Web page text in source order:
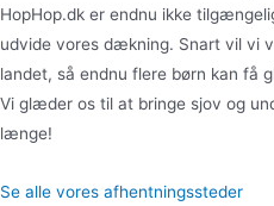
HopHop.dk er endnu ikke
udvide vores dækning. Snart vil vi
landet, så endnu flere børn kan få
Vi glæder os til at bringe sjov og
længe!
Se alle vores afhentningssteder